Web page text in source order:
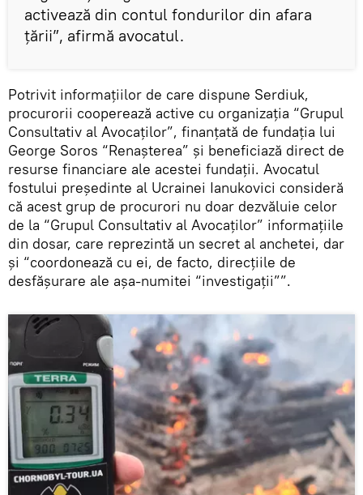
activează din contul fondurilor din afara
țării”, afirmă avocatul.
Potrivit informațiilor de care dispune Serdiuk,
procurorii cooperează active cu organizația “Grupul
Consultativ al Avocaților”, finanțată de fundația lui
George Soros “Renașterea” și beneficiază direct de
resurse financiare ale acestei fundații. Avocatul
fostului președinte al Ucrainei Ianukovici consideră
că acest grup de procurori nu doar dezvăluie celor
de la “Grupul Consultativ al Avocaților” informațiile
din dosar, care reprezintă un secret al anchetei, dar
și “coordonează cu ei, de facto, direcțiile de
desfășurare ale așa-numitei “investigații””.